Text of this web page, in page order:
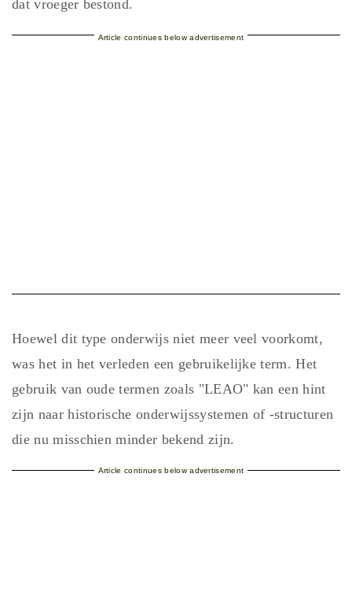
dat vroeger bestond.
Article continues below advertisement
Hoewel dit type onderwijs niet meer veel voorkomt,
was het in het verleden een gebruikelijke term. Het
gebruik van oude termen zoals "LEAO" kan een hint
zijn naar historische onderwijssystemen of -structuren
die nu misschien minder bekend zijn.
Article continues below advertisement